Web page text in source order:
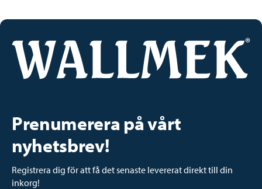
Prenumerera på vårt
nyhetsbrev!
Registrera dig för att få det senaste levererat direkt till din
inkorg!